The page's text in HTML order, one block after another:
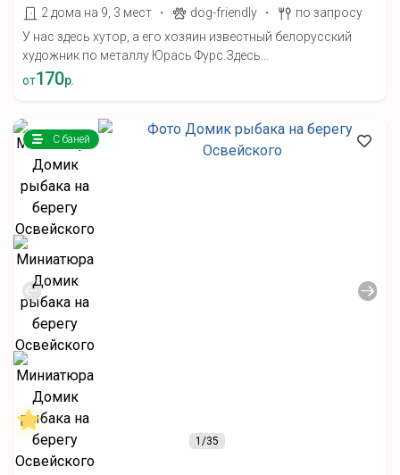
2 дома на 9, 3 мест
· dog-friendly ·
по запросу
У нас здесь хутор, а его хозяин известный белорусский
художник по металлу Юрась Фурс.Здесь...
от170р.
1/35
С баней